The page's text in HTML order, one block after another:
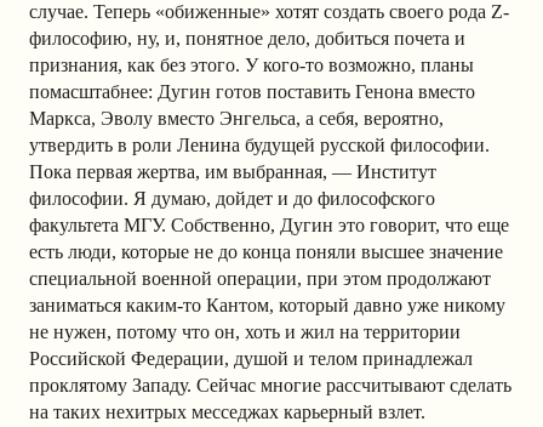
случае. Теперь «обиженные» хотят создать своего рода Z-
философию, ну, и, понятное дело, добиться почета и
признания, как без этого. У кого-то возможно, планы
помасштабнее: Дугин готов поставить Генона вместо
Маркса, Эволу вместо Энгельса, а себя, вероятно,
утвердить в роли Ленина будущей русской философии.
Пока первая жертва, им выбранная, — Институт
философии. Я думаю, дойдет и до философского
факультета МГУ. Собственно, Дугин это говорит, что еще
есть люди, которые не до конца поняли высшее значение
специальной военной операции, при этом продолжают
заниматься каким-то Кантом, который давно уже никому
не нужен, потому что он, хоть и жил на территории
Российской Федерации, душой и телом принадлежал
проклятому Западу. Сейчас многие рассчитывают сделать
на таких нехитрых месседжах карьерный взлет.